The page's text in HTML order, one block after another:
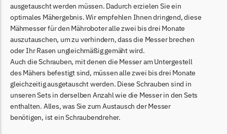
Black & Decker
Black & Decker Messer
Begrenzungsdraht
Bosch Indego
Bosch Indego Messer
Begrenzungsdraht
Central Park
ausgetauscht werden müssen. Dadurch erzielen Sie ein
optimales Mähergebnis. Wir empfehlen Ihnen dringend, diese
Mähmesser für den Mähroboter alle zwei bis drei Monate
auszutauschen, um zu verhindern, dass die Messer brechen
oder Ihr Rasen ungleichmäßig gemäht wird.
Auch die Schrauben, mit denen die Messer am Untergestell
des Mähers befestigt sind, müssen alle zwei bis drei Monate
gleichzeitig ausgetauscht werden. Diese Schrauben sind in
unseren Sets in derselben Anzahl wie die Messer in den Sets
enthalten. Alles, was Sie zum Austausch der Messer
benötigen, ist ein Schraubendreher.